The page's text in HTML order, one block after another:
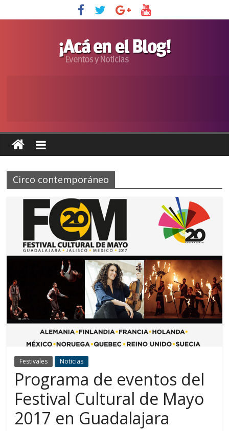
Circo contemporáneo
Festivales Noticias
Programa de eventos del
Festival Cultural de Mayo
2017 en Guadalajara